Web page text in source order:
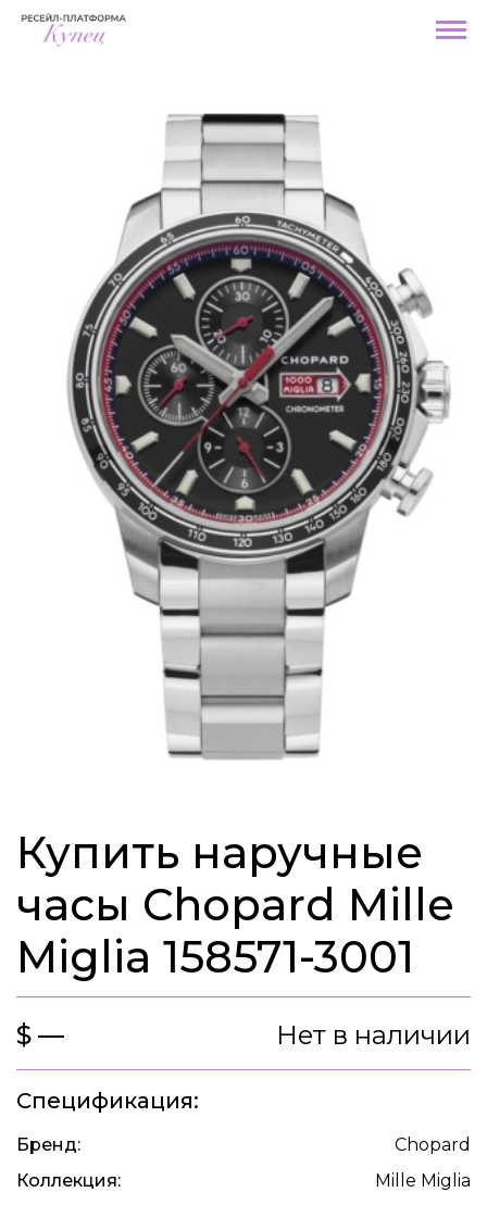
Купить наручные
часы Chopard Mille
Miglia 158571-3001
$ — Нет в наличии
Спецификация:
Бренд:
Chopard
Коллекция:
Mille Miglia